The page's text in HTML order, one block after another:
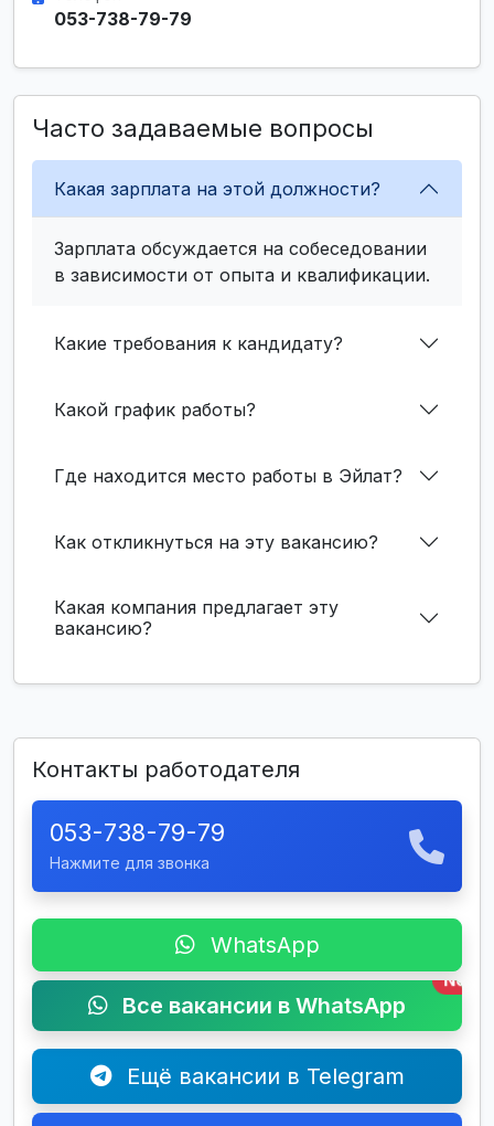
053-738-79-79
Часто задаваемые вопросы
Какая зарплата на этой должности?
Зарплата обсуждается на собеседовании
в зависимости от опыта и квалификации.
Какие требования к кандидату?
Какой график работы?
Где находится место работы в Эйлат?
Как откликнуться на эту вакансию?
Какая компания предлагает эту
вакансию?
Контакты работодателя
053-738-79-79
Нажмите для звонка
WhatsApp
Все вакансии в WhatsApp
New
Ещё вакансии в Telegram